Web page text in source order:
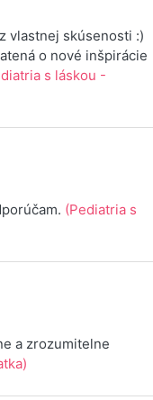
vlastnej skúsenosti :)
o nové inšpirácie
s láskou -
(Pediatria s
a zrozumitelne